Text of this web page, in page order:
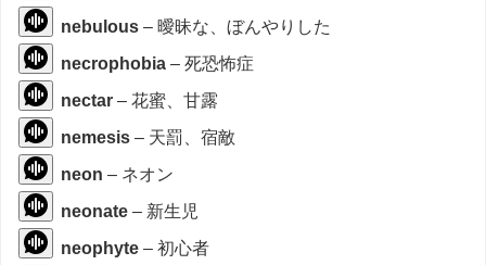
nebulous – 曖昧な、ぼんやりした
necrophobia – 死恐怖症
nectar – 花蜜、甘露
nemesis – 天罰、宿敵
neon – ネオン
neonate – 新生児
neophyte – 初心者